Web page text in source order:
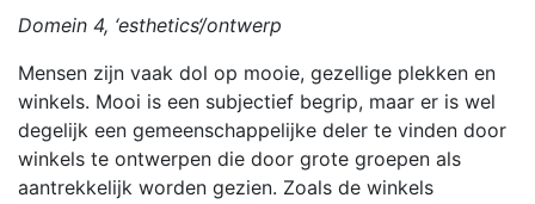
Domein 4, ‘esthetics‘/ontwerp
Mensen zijn vaak dol op mooie, gezellige plekken en
winkels. Mooi is een subjectief begrip, maar er is wel
degelijk een gemeenschappelijke deler te vinden door
winkels te ontwerpen die door grote groepen als
aantrekkelijk worden gezien. Zoals de winkels